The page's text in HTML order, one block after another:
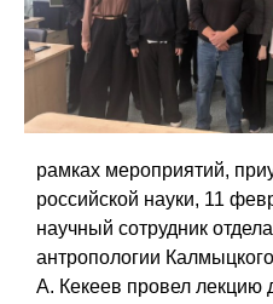
рамках мероприятий,
российской науки, 11
научный сотрудник
антропологии
А. Кекеев провел лекцию